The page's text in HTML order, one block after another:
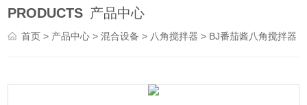
PRODUCTS 产品中心
首页 > 产品中心 >混合设备 > 八角搅拌器 > BJ番茄酱八角搅拌器